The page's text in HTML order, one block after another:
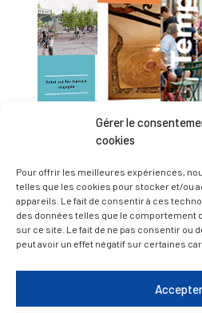
Gérer le
cookies
Pour offrir les meilleures expériences,
telles que les cookies pour stocker et/ou
appareils. Le fait de consentir à ces
des données telles que le comportement
sur ce site. Le fait de ne pas consentir ou
peut avoir un effet négatif sur certaines
Accepter
— Accéder au
D’ART ET D’HISTOIRE